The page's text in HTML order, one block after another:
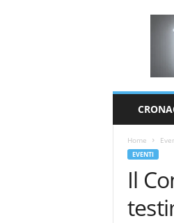
Home
EVENTI
Il